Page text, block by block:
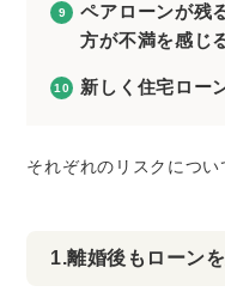
ペアローンが残
方が不満を感じ
新しく住宅ロー
それぞれのリスクについ
1.離婚後もローン